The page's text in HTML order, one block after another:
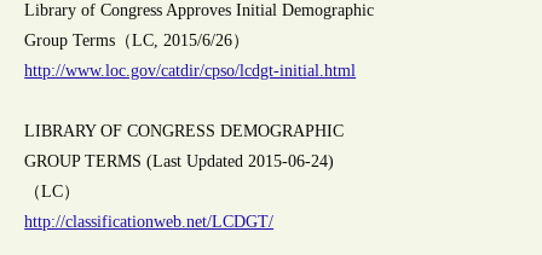
Library of Congress Approves Initial Demographic
Group Terms（LC, 2015/6/26）
http://www.loc.gov/catdir/cpso/lcdgt-initial.html
LIBRARY OF CONGRESS DEMOGRAPHIC
GROUP TERMS (Last Updated 2015-06-24)
（LC）
http://classificationweb.net/LCDGT/